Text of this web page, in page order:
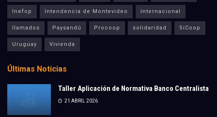
Inefop Intendencia de Montevideo Internacional
llamados Paysandú Procoop solidaridad SíCoop
Uruguay Vivienda
Últimas Noticias
Taller Aplicación de Normativa Banco Centralista
21 ABRIL 2026